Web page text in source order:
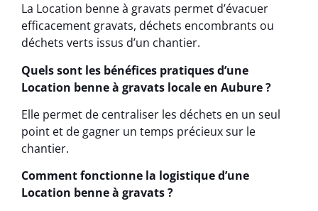
La Location benne à gravats permet d’évacuer
efficacement gravats, déchets encombrants ou
déchets verts issus d’un chantier.
Quels sont les bénéfices pratiques d’une
Location benne à gravats locale en Aubure ?
Elle permet de centraliser les déchets en un seul
point et de gagner un temps précieux sur le
chantier.
Comment fonctionne la logistique d’une
Location benne à gravats ?